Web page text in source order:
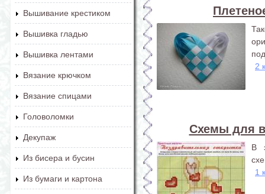
Вышивание крестиком
Вышивка гладью
Вышивка лентами
Вязание крючком
Вязание спицами
Головоломки
Декупаж
Из бисера и бусин
Из бумаги и картона
2
Схемы для
В
1